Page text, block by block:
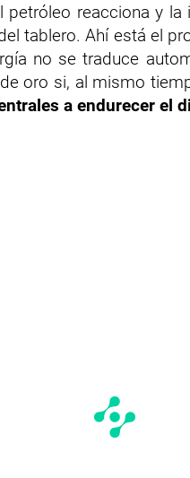
petróleo reacciona y la
tablero. Ahí está el
no se traduce
oro si, al mismo
a endurecer el